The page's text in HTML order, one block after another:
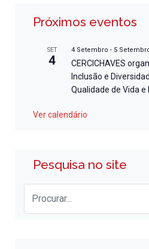
Próximos eventos
SET
4
4 Setembro - 5
CERCICHAVES
Inclusão e
Qualidade de Vida
Ver calendário
Pesquisa no site